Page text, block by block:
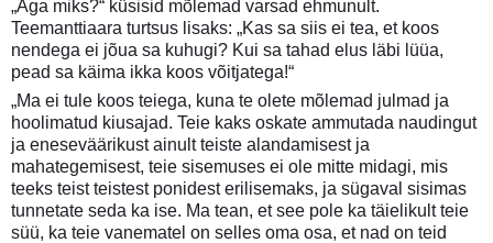
„Aga miks?“ küsisid mõlemad varsad ehmunult.
Teemanttiaara turtsus lisaks: „Kas sa siis ei tea, et koos
nendega ei jõua sa kuhugi? Kui sa tahad elus läbi lüüa,
pead sa käima ikka koos võitjatega!“
„Ma ei tule koos teiega, kuna te olete mõlemad julmad ja
hoolimatud kiusajad. Teie kaks oskate ammutada naudingut
ja eneseväärikust ainult teiste alandamisest ja
mahategemisest, teie sisemuses ei ole mitte midagi, mis
teeks teist teistest ponidest erilisemaks, ja sügaval sisimas
tunnetate seda ka ise. Ma tean, et see pole ka täielikult teie
süü, ka teie vanematel on selles oma osa, et nad on teid